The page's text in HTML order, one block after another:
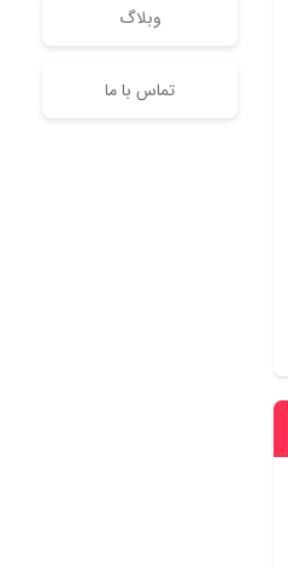
وبلاگ
تماس با ما